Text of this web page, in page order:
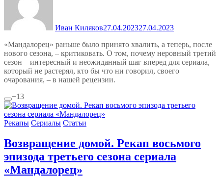
Иван Киляков27.04.202327.04.2023
«Мандалорец» раньше было принято хвалить, а теперь, после
нового сезона, – критиковать. О том, почему неровный третий
сезон – интересный и неожиданный шаг вперед для сериала,
который не растерял, кто бы что ни говорил, своего
очарования, – в нашей рецензии.
+13
Рекапы Сериалы Статьи
Возвращение домой. Рекап восьмого
эпизода третьего сезона сериала
«Мандалорец»